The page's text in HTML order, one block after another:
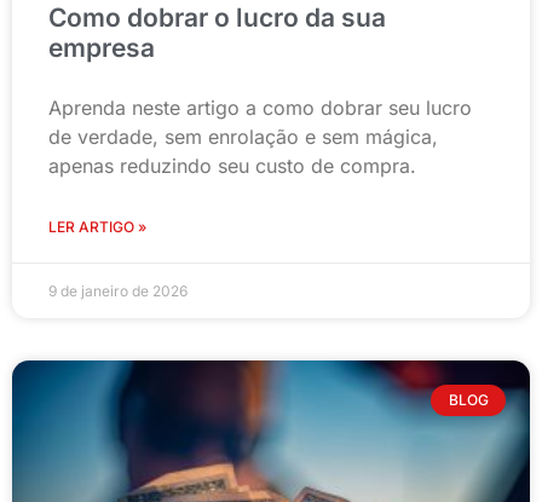
Como dobrar o lucro da sua
empresa
Aprenda neste artigo a como dobrar seu lucro
de verdade, sem enrolação e sem mágica,
apenas reduzindo seu custo de compra.
LER ARTIGO »
9 de janeiro de 2026
BLOG